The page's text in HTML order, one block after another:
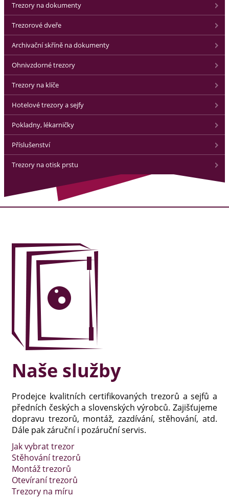
Trezory na dokumenty
Trezorové dveře
Archivační skříně na dokumenty
Ohnivzdorné trezory
Trezory na klíče
Hotelové trezory a sejfy
Pokladny, lékarničky
Příslušenství
Trezory na otisk prstu
Naše služby
Prodejce kvalitních certifikovaných trezorů a sejfů a
předních českých a slovenských výrobců. Zajišťujeme
dopravu trezorů, montáž, zazdívání, stěhování, atd.
Dále pak záruční i pozáruční servis.
Jak vybrat trezor
Stěhování trezorů
Montáž trezorů
Otevíraní trezorů
Trezory na míru